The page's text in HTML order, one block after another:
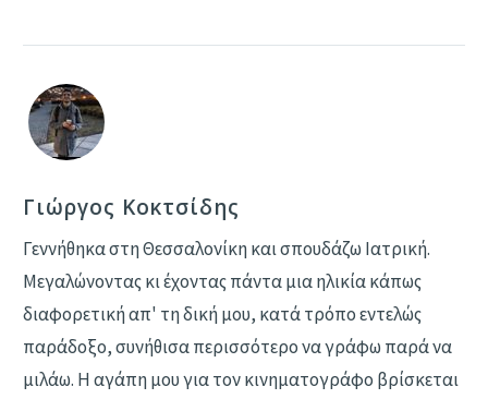
Γιώργος Κοκτσίδης
Γεννήθηκα στη Θεσσαλονίκη και σπουδάζω Ιατρική.
Μεγαλώνοντας κι έχοντας πάντα μια ηλικία κάπως
διαφορετική απ' τη δική μου, κατά τρόπο εντελώς
παράδοξο, συνήθισα περισσότερο να γράφω παρά να
μιλάω. Η αγάπη μου για τον κινηματογράφο βρίσκεται